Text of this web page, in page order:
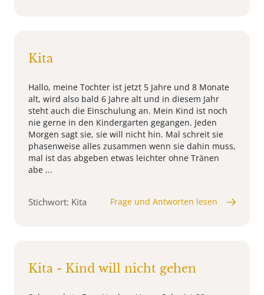
Kita
Hallo, meine Tochter ist jetzt 5 Jahre und 8 Monate
alt, wird also bald 6 Jahre alt und in diesem Jahr
steht auch die Einschulung an. Mein Kind ist noch
nie gerne in den Kindergarten gegangen. Jeden
Morgen sagt sie, sie will nicht hin. Mal schreit sie
phasenweise alles zusammen wenn sie dahin muss,
mal ist das abgeben etwas leichter ohne Tränen
abe ...
Stichwort: Kita Frage und Antworten lesen
Kita - Kind will nicht gehen